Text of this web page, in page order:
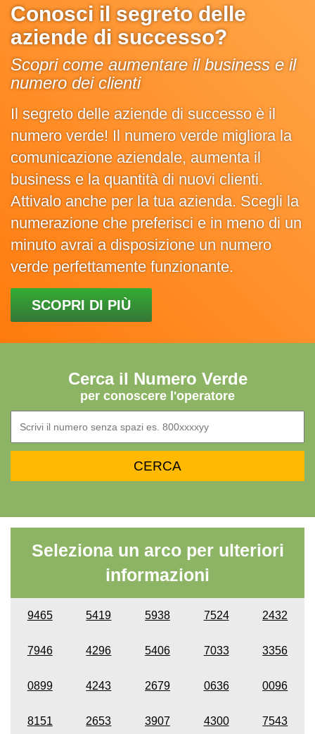
Conosci il segreto delle
aziende di successo?
Scopri come aumentare il business e il
numero dei clienti
Il segreto delle aziende di successo è il
numero verde! Il numero verde migliora la
comunicazione aziendale, aumenta il
business e la quantità di nuovi clienti.
Attivalo anche per la tua azienda. Scegli la
numerazione che preferisci e in meno di un
minuto avrai a disposizione un numero
verde perfettamente funzionante.
SCOPRI DI PIÙ
Cerca il Numero Verde
per conoscere l'operatore
Seleziona un arco per ulteriori
informazioni
9465 5419 5938 7524 2432
7946 4296 5406 7033 3356
0899 4243 2679 0636 0096
8151 2653 3907 4300 7543